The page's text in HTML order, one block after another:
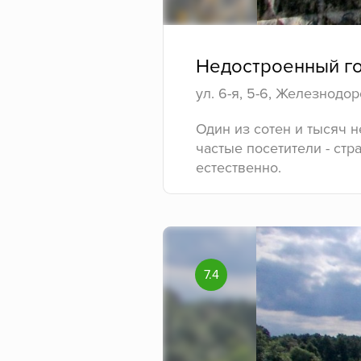
Недостроенный
ул. 6-я, 5-6,
Один из сотен и тысяч
частые посетители -
естественно.
7.4